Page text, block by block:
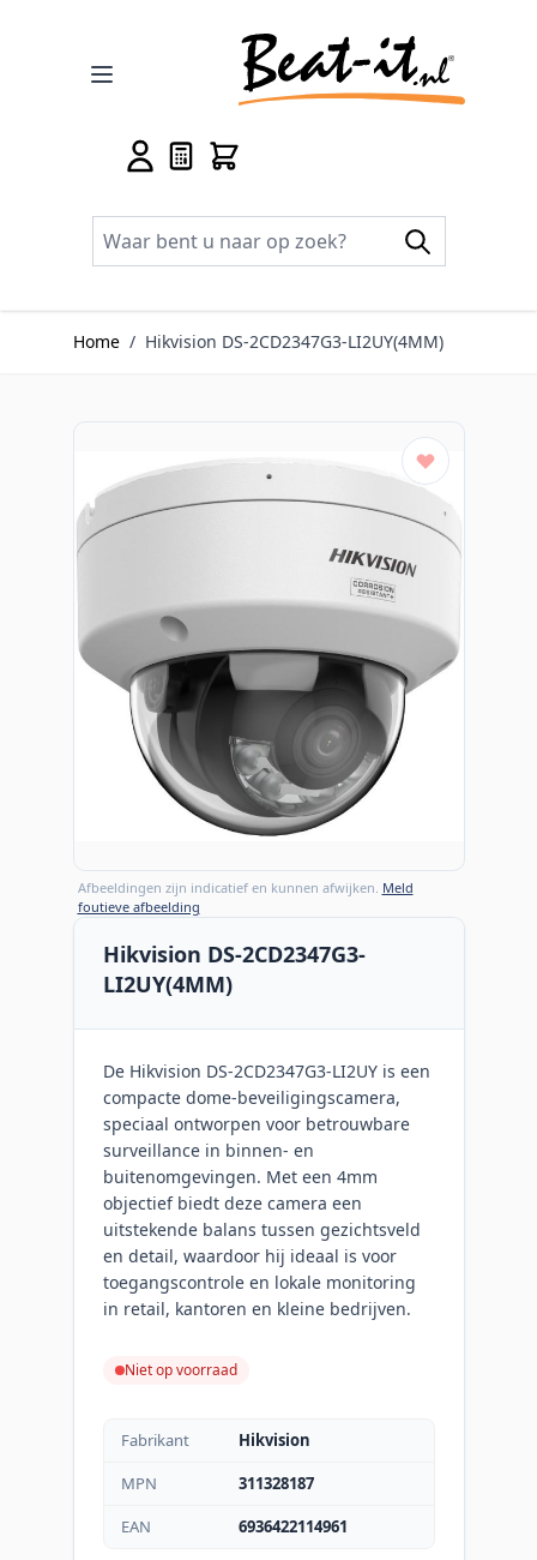
Home / Hikvision DS-2CD2347G3-LI2UY(4MM)
Afbeeldingen zijn indicatief en kunnen afwijken. Meld
foutieve afbeelding
Hikvision DS-2CD2347G3-
LI2UY(4MM)
De Hikvision DS-2CD2347G3-LI2UY is een
compacte dome-beveiligingscamera,
speciaal ontworpen voor betrouwbare
surveillance in binnen- en
buitenomgevingen. Met een 4mm
objectief biedt deze camera een
uitstekende balans tussen gezichtsveld
en detail, waardoor hij ideaal is voor
toegangscontrole en lokale monitoring
in retail, kantoren en kleine bedrijven.
Niet op voorraad
Fabrikant
Hikvision
MPN
311328187
EAN
6936422114961